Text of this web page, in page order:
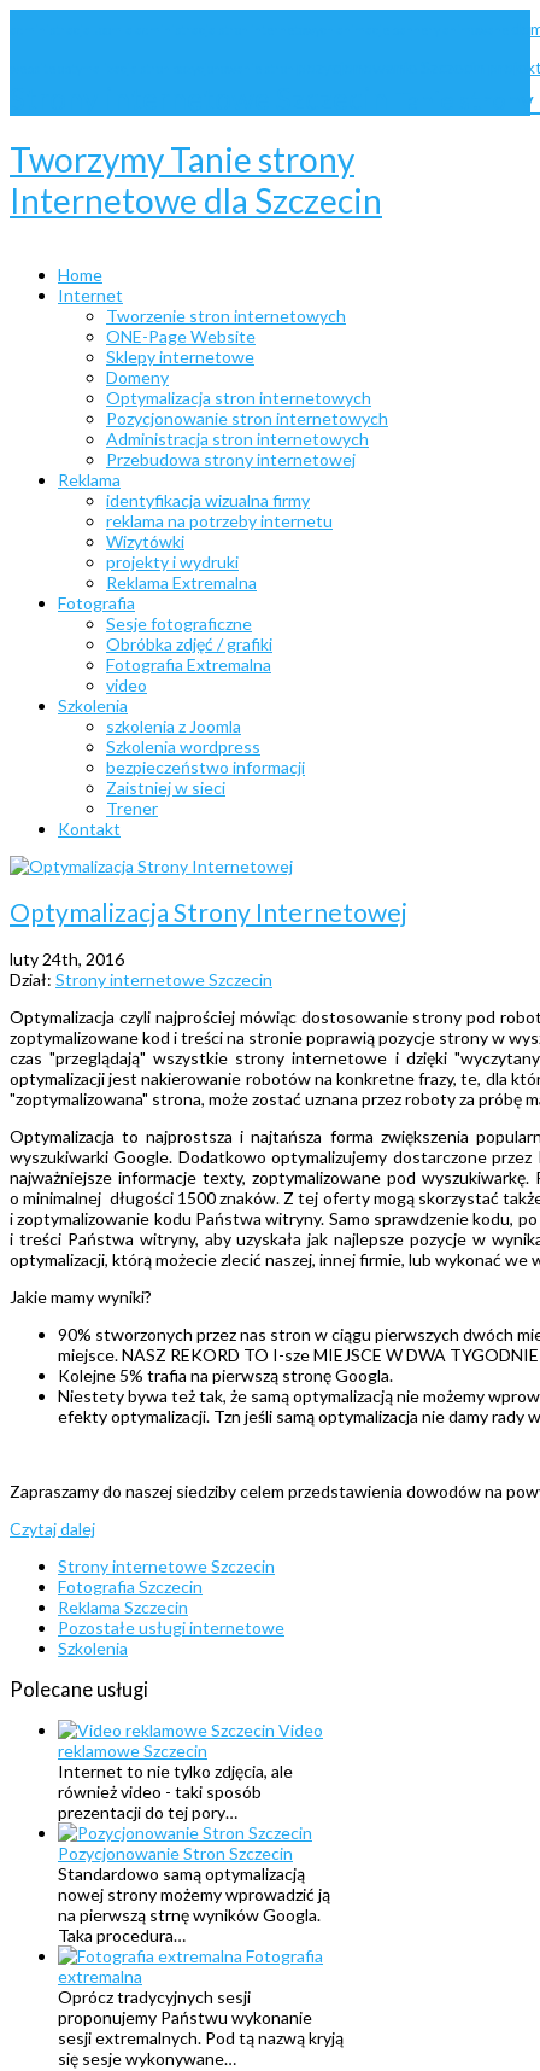
Tanie
Tworzymy Tanie strony
Internetowe dla Szczecin
Home
Internet
Tworzenie stron internetowych
ONE-Page Website
Sklepy internetowe
Domeny
Optymalizacja stron internetowych
Pozycjonowanie stron internetowych
Administracja stron internetowych
Przebudowa strony internetowej
Reklama
identyfikacja wizualna firmy
reklama na potrzeby internetu
Wizytówki
projekty i wydruki
Reklama Extremalna
Fotografia
Sesje fotograficzne
Obróbka zdjęć / grafiki
Fotografia Extremalna
video
Szkolenia
szkolenia z Joomla
Szkolenia wordpress
bezpieczeństwo informacji
Zaistniej w sieci
Trener
Kontakt
Optymalizacja Strony Internetowej
luty 24th, 2016
Dział: Strony internetowe Szczecin
Optymalizacja czyli najprościej mówiąc dostosowanie strony pod
zoptymalizowane kod i treści na stronie poprawią pozycje strony w
czas "przeglądają" wszystkie strony internetowe i dzięki
optymalizacji jest nakierowanie robotów na konkretne frazy, te, dla
"zoptymalizowana" strona, może zostać uznana przez roboty za próbę
Optymalizacja to najprostsza i najtańsza forma zwiększenia
wyszukiwarki Google. Dodatkowo optymalizujemy dostarczone
najważniejsze informacje texty, zoptymalizowane pod
o minimalnej długości 1500 znaków. Z tej oferty mogą skorzystać
i zoptymalizowanie kodu Państwa witryny. Samo sprawdzenie kodu,
i treści Państwa witryny, aby uzyskała jak najlepsze pozycje w
optymalizacji, którą możecie zlecić naszej, innej firmie, lub wykonać we
Jakie mamy wyniki?
90% stworzonych przez nas stron w ciągu pierwszych dwóch
miejsce. NASZ REKORD TO I-sze MIEJSCE W DWA
Kolejne 5% trafia na pierwszą stronę Googla.
Niestety bywa też tak, że samą optymalizacją nie możemy
efekty optymalizacji. Tzn jeśli samą optymalizacja nie damy
Zapraszamy do naszej siedziby celem przedstawienia dowodów na
Czytaj dalej
Strony internetowe Szczecin
Fotografia Szczecin
Reklama Szczecin
Pozostałe usługi internetowe
Szkolenia
Polecane usługi
Video
reklamowe Szczecin
Internet to nie tylko zdjęcia, ale
również video - taki sposób
prezentacji do tej pory…
Pozycjonowanie Stron Szczecin
Standardowo samą optymalizacją
nowej strony możemy wprowadzić ją
na pierwszą strnę wyników Googla.
Taka procedura…
Fotografia
extremalna
Oprócz tradycyjnych sesji
proponujemy Państwu wykonanie
sesji extremalnych. Pod tą nazwą kryją
się sesje wykonywane…